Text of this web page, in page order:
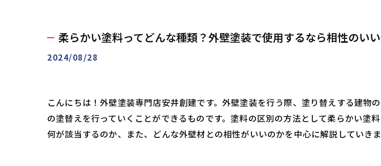
柔らかい塗料ってどんな種類？外壁塗装で使用するなら相性のい
2024/08/28
こんにちは！外壁塗装専門店安井創建です。外壁塗装を行う際、塗り替えする建
の塗替えを行っていくことができるものです。塗料の区別の方法として柔らかい塗
何が該当するのか、また、どんな外壁材との相性がいいのかを中心に解説していきま